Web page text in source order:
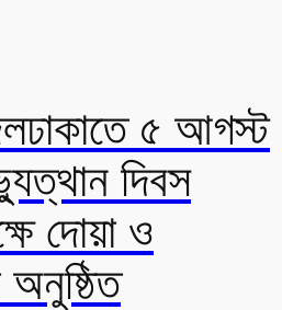
৫ আগস্ট
দিবস
দোয়া ও